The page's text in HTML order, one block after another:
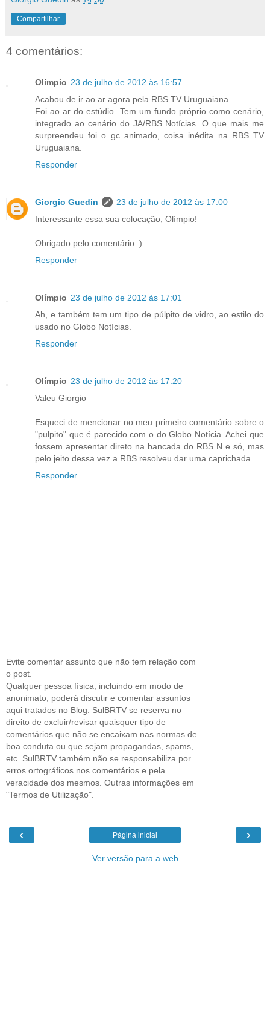
Compartilhar
4 comentários:
Olímpio 23 de julho de 2012 às 16:57
Acabou de ir ao ar agora pela RBS TV Uruguaiana.
Foi ao ar do estúdio. Tem um fundo próprio como cenário,
integrado ao cenário do JA/RBS Notícias. O que mais me
surpreendeu foi o gc animado, coisa inédita na RBS TV
Uruguaiana.
Responder
Giorgio Guedin
23 de julho de 2012 às 17:00
Interessante essa sua colocação, Olímpio!
Obrigado pelo comentário :)
Responder
Olímpio 23 de julho de 2012 às 17:01
Ah, e também tem um tipo de púlpito de vidro, ao estilo do
usado no Globo Notícias.
Responder
Olímpio 23 de julho de 2012 às 17:20
Valeu Giorgio
Esqueci de mencionar no meu primeiro comentário sobre o
"pulpito" que é parecido com o do Globo Notícia. Achei que
fossem apresentar direto na bancada do RBS N e só, mas
pelo jeito dessa vez a RBS resolveu dar uma caprichada.
Responder
Evite comentar assunto que não tem relação com
o post.
Qualquer pessoa física, incluindo em modo de
anonimato, poderá discutir e comentar assuntos
aqui tratados no Blog. SulBRTV se reserva no
direito de excluir/revisar quaisquer tipo de
comentários que não se encaixam nas normas de
boa conduta ou que sejam propagandas, spams,
etc. SulBRTV também não se responsabiliza por
erros ortográficos nos comentários e pela
veracidade dos mesmos. Outras informações em
"Termos de Utilização".
‹ ›
Página inicial
Ver versão para a web